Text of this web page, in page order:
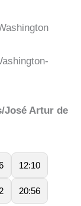
José Artur de
12:10
20:56